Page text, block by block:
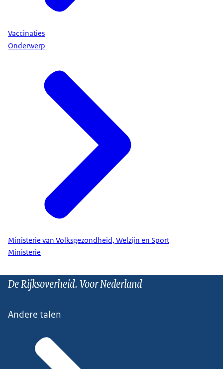
Vaccinaties
Onderwerp
Ministerie van Volksgezondheid, Welzijn en Sport
Ministerie
De Rijksoverheid. Voor Nederland
Andere talen